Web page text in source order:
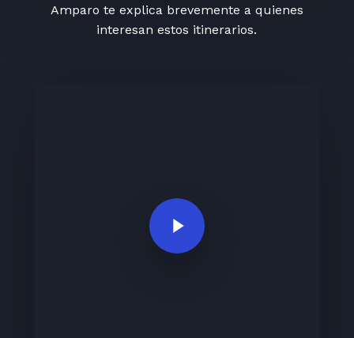
Amparo te explica brevemente a quienes
interesan estos itinerarios.
Play Video